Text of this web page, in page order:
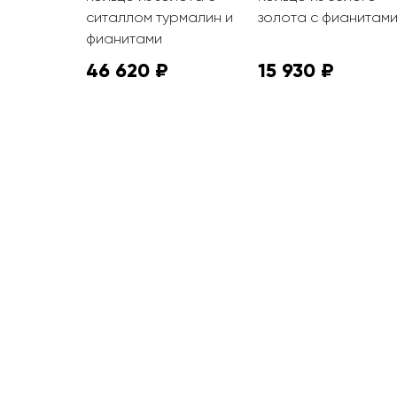
ситаллом турмалин и
фианитами
46 620 ₽
золота с фианитами
15 930 ₽